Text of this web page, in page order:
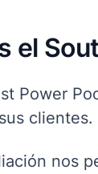
el
Power
clientes.
nos